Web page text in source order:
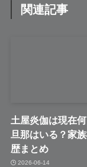
関連記事
土屋炎伽は現在
旦那はいる？家
歴まとめ
2026-06-14